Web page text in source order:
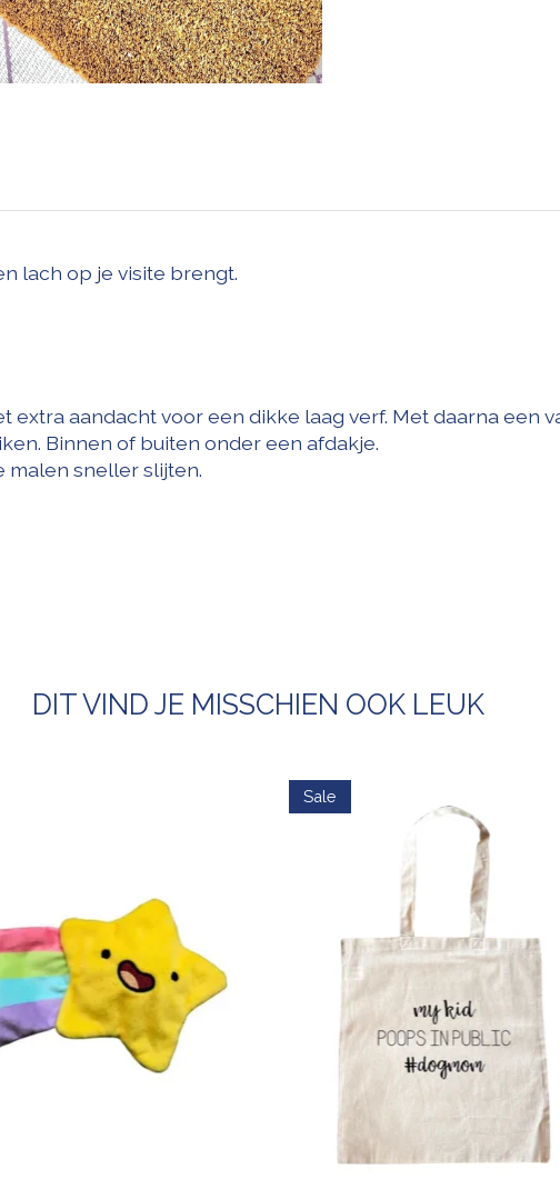
lach op je visite brengt.
extra aandacht voor een dikke laag verf. Met daarna een
Binnen of buiten onder een afdakje.
malen sneller slijten.
DIT VIND JE MISSCHIEN OOK LEUK
Sale